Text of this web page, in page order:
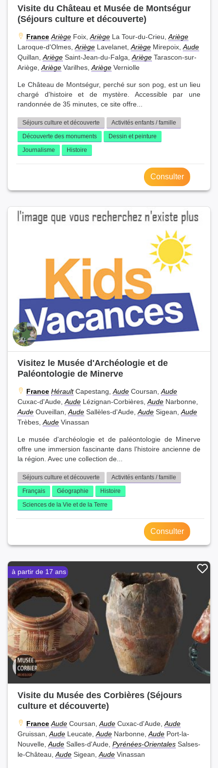
Visite du Château et Musée de Montségur
(Séjours culture et découverte)
France Ariège Foix, Ariège La Tour-du-Crieu, Ariège
Laroque-d'Olmes, Ariège Lavelanet, Ariège Mirepoix, Aude
Quillan, Ariège Saint-Jean-du-Falga, Ariège Tarascon-sur-
Ariège, Ariège Varilhes, Ariège Verniolle
Le Château de Montségur, perché sur son pog, est un lieu
chargé d'histoire et de mystère. Accessible par une
randonnée de 35 minutes, ce site offre...
Séjours culture et découverte
Activités enfants / famille
Découverte des monuments
Dessin et peinture
Journalisme
Histoire
Consulter
Visitez le Musée d'Archéologie et de
Paléontologie de Minerve
France HéraultCapestang, Aude Coursan, Aude
Cuxac-d'Aude, Aude Lézignan-Corbières, Aude Narbonne,
Aude Ouveillan, Aude Sallèles-d'Aude, Aude Sigean, Aude
Trèbes, Aude Vinassan
Le musée d'archéologie et de paléontologie de Minerve
offre une immersion fascinante dans l'histoire ancienne de
la région. Avec une collection de...
Séjours culture et découverte
Activités enfants / famille
Français
Géographie
Histoire
Sciences de la Vie et de la Terre
Consulter
à partir de 17 ans
Visite du Musée des Corbières (Séjours
culture et découverte)
France Aude Coursan, Aude Cuxac-d'Aude, Aude
Gruissan, Aude Leucate, Aude Narbonne, Aude Port-la-
Nouvelle, Aude Salles-d'Aude, Pyrénées-Orientales Salses-
le-Château, Aude Sigean, Aude Vinassan